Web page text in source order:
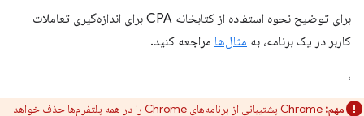
برای توضیح نحوه استفاده از کتابخانه CPA برای اندازه‌گیری تعاملات
کاربر در یک برنامه، به مثال‌ها مراجعه کنید.
،
مهم:
Chrome پشتیبانی از برنامه‌های Chrome را در همه پلتفرم‌ها حذف خواهد